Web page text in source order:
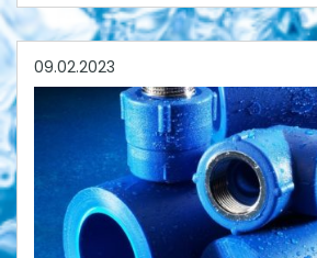
09.02.2023